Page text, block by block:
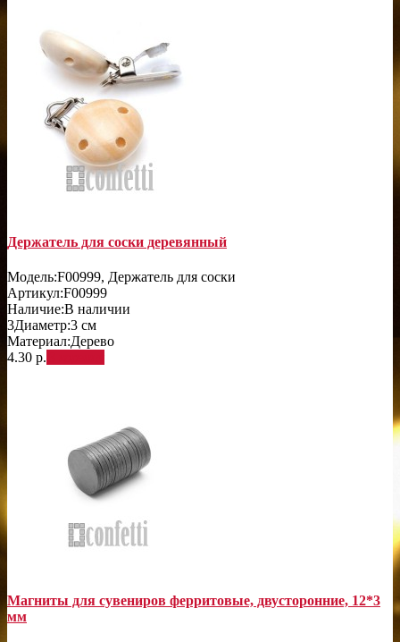
Держатель для соски деревянный
Модель:F00999, Держатель для соски
Артикул:F00999
Наличие:В наличии
3Диаметр:3 см
Материал:Дерево
4.30 р.
Магниты для сувениров ферритовые, двусторонние, 12*3
мм